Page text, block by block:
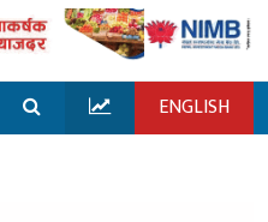
ENGLISH